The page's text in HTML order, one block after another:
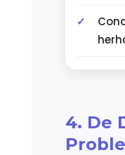
4. De